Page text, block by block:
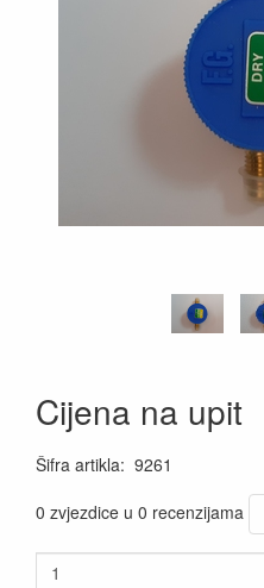
Cijena na upit
Šifra artikla: 9261
0 zvjezdice u 0 recenzijama